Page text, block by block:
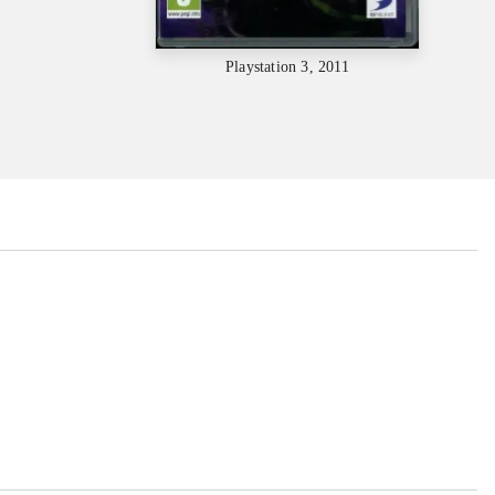
Playstation 3, 2011